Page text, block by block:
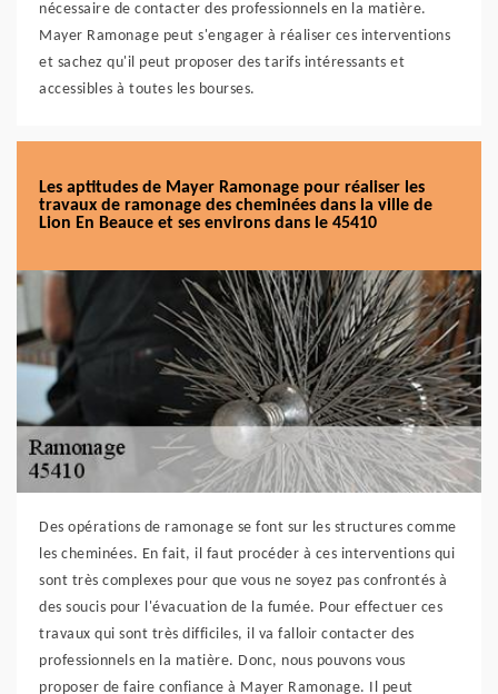
nécessaire de contacter des professionnels en la matière.
Mayer Ramonage peut s'engager à réaliser ces interventions
et sachez qu'il peut proposer des tarifs intéressants et
accessibles à toutes les bourses.
Les aptitudes de Mayer Ramonage pour réaliser les
travaux de ramonage des cheminées dans la ville de
Lion En Beauce et ses environs dans le 45410
Des opérations de ramonage se font sur les structures comme
les cheminées. En fait, il faut procéder à ces interventions qui
sont très complexes pour que vous ne soyez pas confrontés à
des soucis pour l'évacuation de la fumée. Pour effectuer ces
travaux qui sont très difficiles, il va falloir contacter des
professionnels en la matière. Donc, nous pouvons vous
proposer de faire confiance à Mayer Ramonage. Il peut